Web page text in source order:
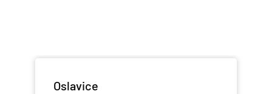
Oslavice